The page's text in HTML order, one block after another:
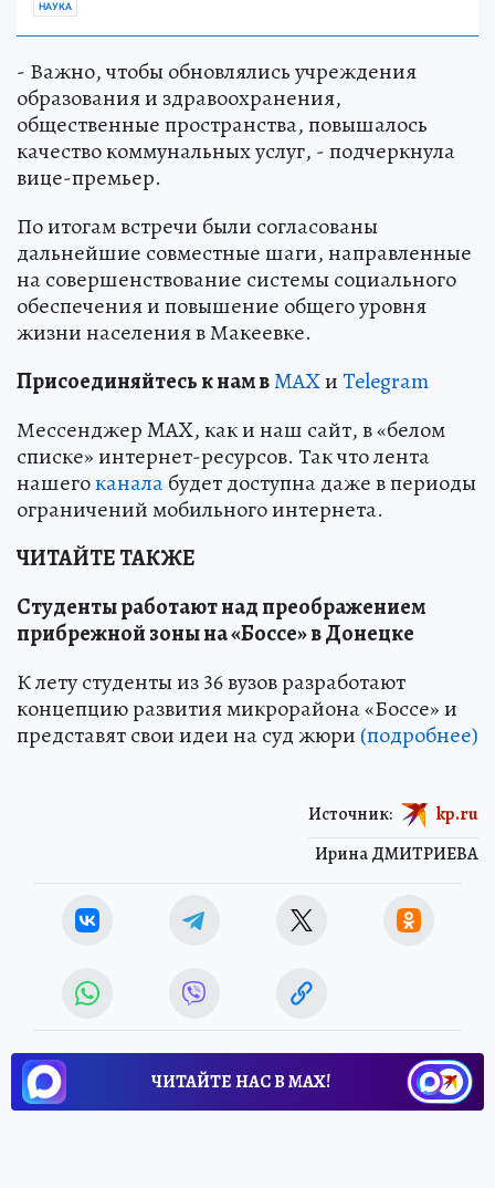
НАУКА
- Важно, чтобы обновлялись учреждения
образования и здравоохранения,
общественные пространства, повышалось
качество коммунальных услуг, - подчеркнула
вице-премьер.
По итогам встречи были согласованы
дальнейшие совместные шаги, направленные
на совершенствование системы социального
обеспечения и повышение общего уровня
жизни населения в Макеевке.
Присоединяйтесь к нам вMAXиTelegram
Мессенджер MAX, как и наш сайт, в «белом
списке» интернет-ресурсов. Так что лента
нашегоканалабудет доступна даже в периоды
ограничений мобильного интернета.
ЧИТАЙТЕ ТАКЖЕ
Студенты работают над преображением
прибрежной зоны на «Боссе» в Донецке
К лету студенты из 36 вузов разработают
концепцию развития микрорайона «Боссе» и
представят свои идеи на суд жюри (подробнее)
Ирина ДМИТРИЕВА
Источник: kp.ru
ЧИТАЙТЕ НАС В МАХ!